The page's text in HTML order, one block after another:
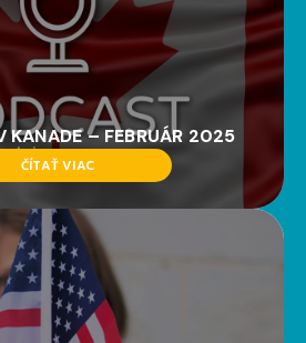
KANADE – FEBRUÁR 2025
ČÍTAŤ VIAC